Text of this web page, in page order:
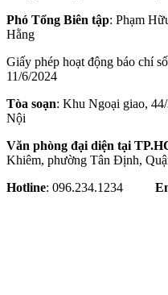
Phó Tổng Biên tập: Phạm
Hằng
Giấy phép hoạt động báo chí
11/6/2024
Tòa soạn: Khu Ngoại giao,
Nội
Văn phòng đại diện tại
Khiêm, phường Tân Định,
Hotline: 096.234.1234